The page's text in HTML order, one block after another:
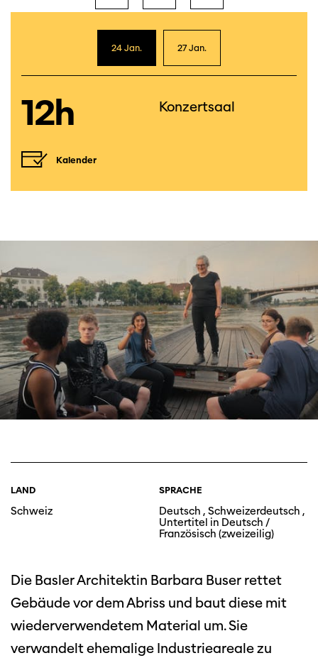
24 Jan. 27 Jan.
12h Konzertsaal
Kalender
LAND
Schweiz
SPRACHE
Deutsch , Schweizerdeutsch ,
Untertitel in Deutsch /
Französisch (zweizeilig)
Die Basler Architektin Barbara Buser rettet
Gebäude vor dem Abriss und baut diese mit
wiederverwendetem Material um. Sie
verwandelt ehemalige Industrieareale zu